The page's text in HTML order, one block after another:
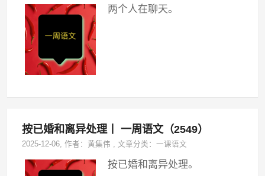
两个人在聊天。
按已婚和离异处理丨 一周语文（2549）
2025-12-06, 作者：黄集伟 ,文章分类：一课语文
按已婚和离异处理。